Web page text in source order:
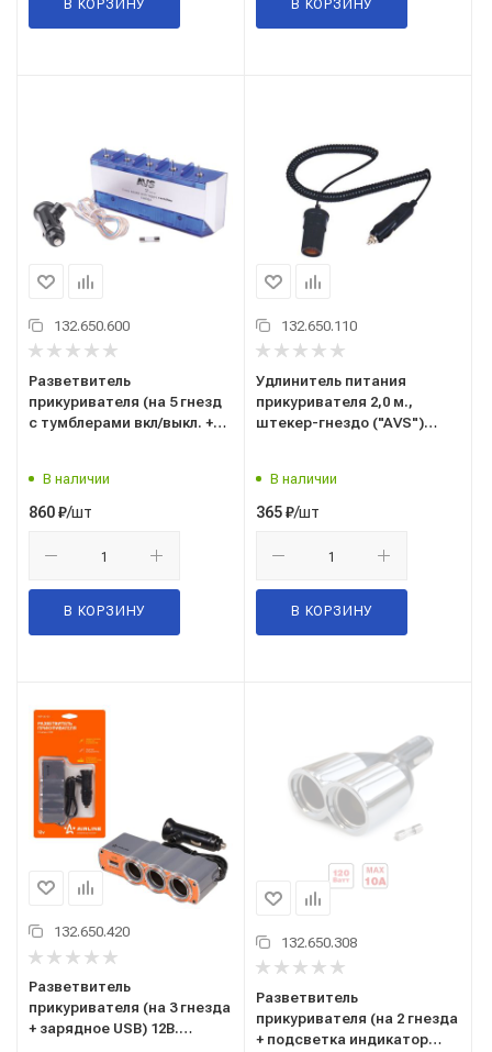
В КОРЗИНУ В КОРЗИНУ
132.650.600
Разветвитель
прикуривателя (на 5 гнезд
с тумблерами вкл/выкл. +
В наличии
860₽/шт
В КОРЗИНУ
132.650.110
Удлинитель питания
прикуривателя 2,0 м.,
штекер-гнездо ("AVS")
В наличии
365₽/шт
В КОРЗИНУ
132.650.420
Разветвитель
прикуривателя (на 3 гнезда
+ зарядное USB) 12В.
132.650.308
Разветвитель
прикуривателя (на 2 гнезда
+ подсветка индикатор